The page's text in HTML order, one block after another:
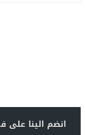
انضم الينا على